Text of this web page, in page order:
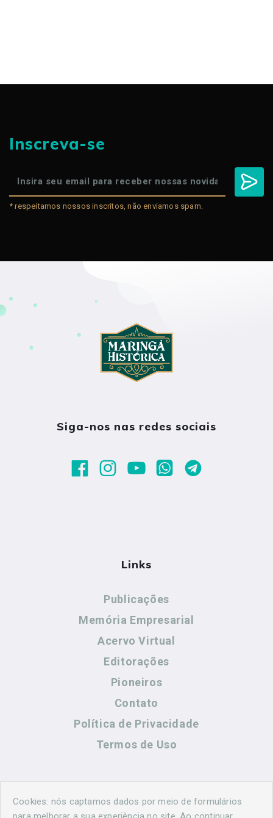
Inscreva-se
* respeitamos nossos inscritos, não enviamos spam.
Siga-nos nas redes sociais
Links
Publicações
Memória Empresarial
Acervo Virtual
Editorações
Pioneiros
Contato
Política de Privacidade
Termos de Uso
Contato
Cookies: nós captamos dados por meio de formulários